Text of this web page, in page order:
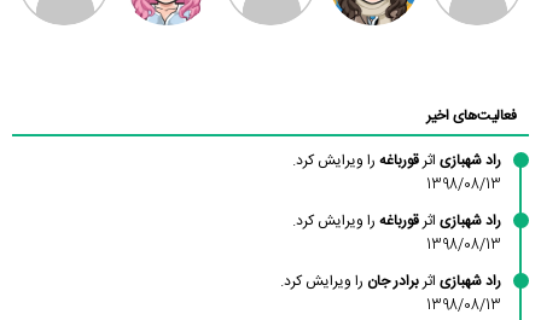
فعالیت‌های اخیر
راد شهبازی اثرقورباغه را ویرایش کرد.
1398/08/13
راد شهبازی اثرقورباغه را ویرایش کرد.
1398/08/13
راد شهبازی اثربرادر جان را ویرایش کرد.
1398/08/13